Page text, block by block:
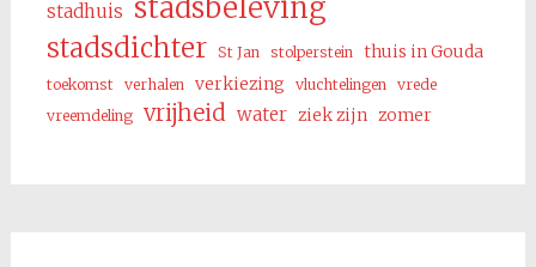
stadhuis stadsbeleving
stadsdichter St Jan stolperstein thuis in Gouda
toekomst verhalen verkiezing vluchtelingen
vrede
vreemdeling
vrijheid water ziek zijn zomer